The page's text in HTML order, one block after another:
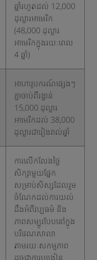
ឆ្នាំរហូតដល់ 12,000
ដុល្លារអាមេរិក
(48,000 ដុល្លារ
អាមេរិកក្នុងរយៈពេល
4 ឆ្នាំ)
​អាហារូបករណ៍ផ្សេងៗ
គ្នាចាប់ពីរង្វាន់
15,000 ដុល្លារ
អាមេរិកដល់ 38,000
ដុល្លារជារៀងរាល់ឆ្នាំ
ការលើកលែងថ្លៃ
សិក្សាមួយផ្នែក
សម្រាប់សិស្សដែលរួម
ចំណែកដល់ការយល់
ដឹងអំពីវប្បធម៌ និង
ភាពសម្បូរបែបនៅក្នុង
បរិវេណសាលា
តាមរយៈសកម្មភាព
ដូចជាការបង្រៀន